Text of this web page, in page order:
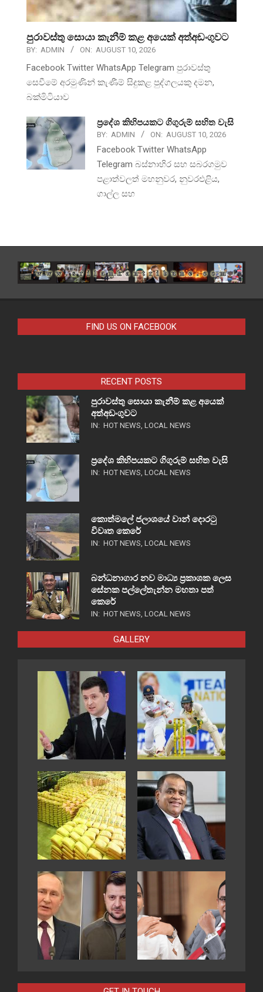
පුරාවස්තු සොයා කැනීම් කළ අයෙක් අත්අඩංගුවට
BY: ADMIN ON: AUGUST 10, 2026
Facebook Twitter WhatsApp Telegram පුරාවස්තු
සෙවීමේ අරමුණින් කැණීම් සිදුකළ පුද්ගලයකු දමන,
බක්මිටියාව
ප්‍රදේශ කිහිපයකට ගිගුරුම් සහිත වැසි
BY: ADMIN ON: AUGUST 10, 2026
Facebook Twitter WhatsApp
Telegram බස්නාහිර සහ සබරගමුව
පළාත්වලත් මහනුවර, නුවරඑළිය,
ගාල්ල සහ
FIND US ON FACEBOOK
RECENT POSTS
පුරාවස්තු සොයා කැනීම් කළ අයෙක්
අත්අඩංගුවට
IN: HOT NEWS, LOCAL NEWS
ප්‍රදේශ කිහිපයකට ගිගුරුම් සහිත වැසි
IN: HOT NEWS, LOCAL NEWS
කොත්මලේ ජලාශයේ වාන් දොරටු
විවෘත කෙරේ
IN: HOT NEWS, LOCAL NEWS
බන්ධනාගාර නව මාධ්‍ය ප්‍රකාශක ලෙස
සේනක පල්ලේතැන්න මහතා පත්
කෙරේ
IN: HOT NEWS, LOCAL NEWS
GALLERY